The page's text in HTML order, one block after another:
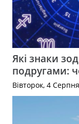
Які знаки
подругами:
Вівторок, 4